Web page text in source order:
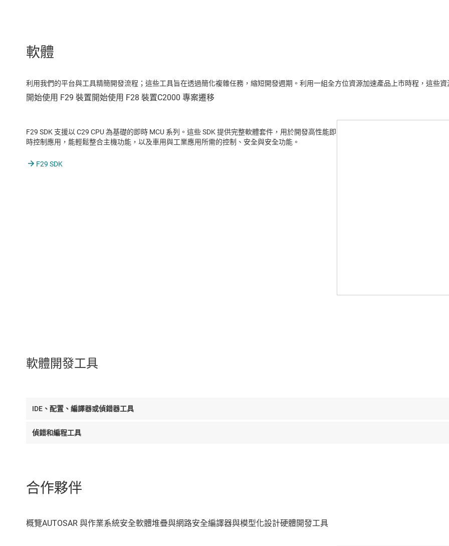
軟體
利用我們的平台與工具精簡開發流程；這些工具旨在透過簡化複雜任務，縮短開發週期。利用一組全方位資源加速產品上市時程，這些
F29 SDK 支援以 C29 CPU 為基礎的即時 MCU 系列。這些 SDK 提供完整軟體套件，用於開發高性能即
時控制應用，能輕鬆整合主機功能，以及車用與工業應用所需的控制、安全與安全功能。
F29 SDK
軟體開發工具
IDE、配置、編譯器或偵錯器工具
偵錯和編程工具
合作夥伴